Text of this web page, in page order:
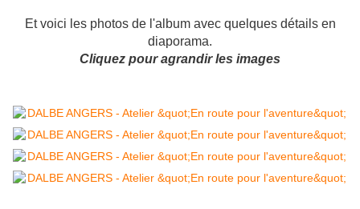
Et voici les photos de l'album avec quelques détails en
diaporama.
Cliquez pour agrandir les images